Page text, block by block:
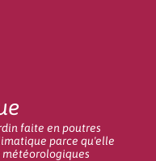
faite en poutres
parce qu'elle